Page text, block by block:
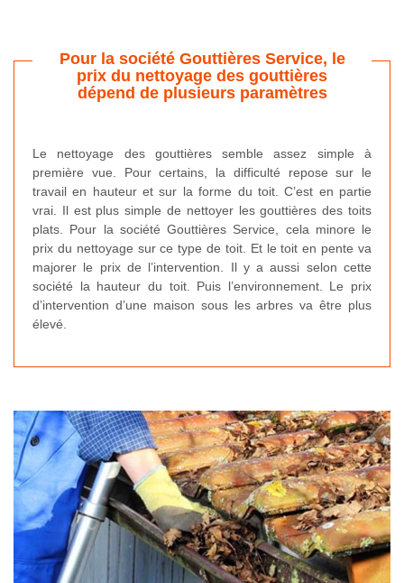
Pour la société Gouttières Service, le
prix du nettoyage des gouttières
dépend de plusieurs paramètres
Le nettoyage des gouttières semble assez simple à
première vue. Pour certains, la difficulté repose sur le
travail en hauteur et sur la forme du toit. C’est en partie
vrai. Il est plus simple de nettoyer les gouttières des toits
plats. Pour la société Gouttières Service, cela minore le
prix du nettoyage sur ce type de toit. Et le toit en pente va
majorer le prix de l’intervention. Il y a aussi selon cette
société la hauteur du toit. Puis l’environnement. Le prix
d’intervention d’une maison sous les arbres va être plus
élevé.